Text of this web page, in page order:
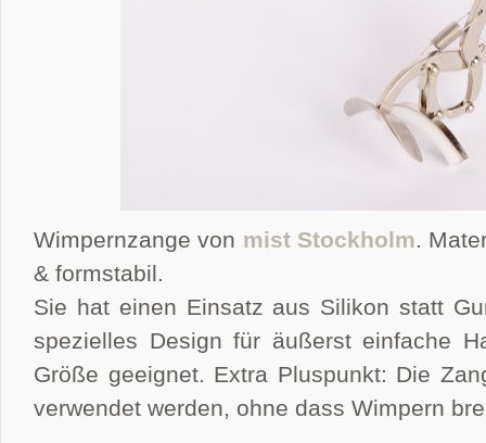
Wimpernzange von mist Stockholm.
& formstabil.
Sie hat einen Einsatz aus Silikon statt
spezielles Design für äußerst einfache
Größe geeignet. Extra Pluspunkt: Die
verwendet werden, ohne dass Wimpern